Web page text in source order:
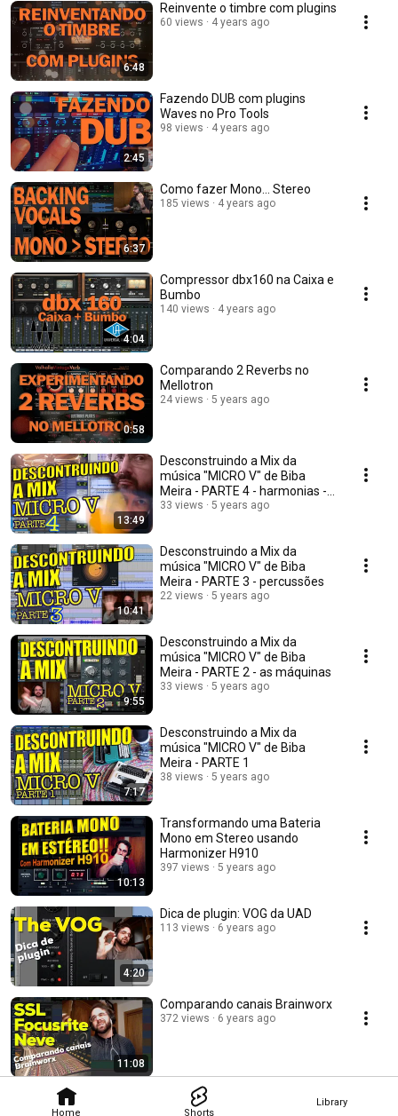
Home Shorts
Library
6:48
Reinvente o timbre com plugins
60 views 4 years ago
2:45
Fazendo DUB com plugins
Waves no Pro Tools
98 views 4 years ago
6:37
Como fazer Mono… Stereo
185 views 4 years ago
4:04
Compressor dbx160 na Caixa e
Bumbo
140 views 4 years ago
0:58
Comparando 2 Reverbs no
Mellotron
24 views 5 years ago
13:49
Desconstruindo a Mix da
música "MICRO V" de Biba
Meira - PARTE 4 - harmonias -
Piano e Trompete
33 views 5 years ago
10:41
Desconstruindo a Mix da
música "MICRO V" de Biba
Meira - PARTE 3 - percussões
22 views 5 years ago
9:55
Desconstruindo a Mix da
música "MICRO V" de Biba
Meira - PARTE 2 - as máquinas
33 views 5 years ago
7:17
Desconstruindo a Mix da
música "MICRO V" de Biba
Meira - PARTE 1
38 views 5 years ago
10:13
Transformando uma Bateria
Mono em Stereo usando
Harmonizer H910
397 views 5 years ago
4:20
Dica de plugin: VOG da UAD
113 views 6 years ago
11:08
Comparando canais Brainworx
372 views 6 years ago